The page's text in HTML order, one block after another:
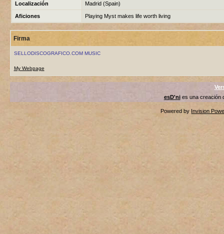
Localización Madrid (Spain)
Aficiones Playing Myst makes life worth living
Firma
SELLODISCOGRAFICO.COM MUSIC
My Webpage
esD'nies una creación
Powered by Invision